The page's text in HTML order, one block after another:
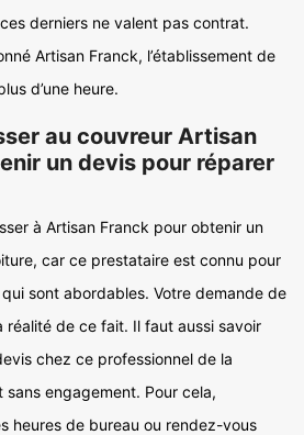
derniers ne valent pas contrat.
Artisan Franck, l’établissement de
d’une heure.
au couvreur Artisan
un devis pour réparer
à Artisan Franck pour obtenir un
car ce prestataire est connu pour
sont abordables. Votre demande de
réalité de ce fait. Il faut aussi savoir
chez ce professionnel de la
engagement. Pour cela,
heures de bureau ou rendez-vous